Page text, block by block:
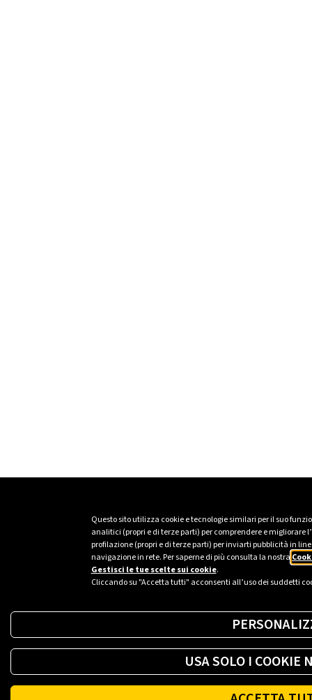
Questo sito utilizza cookie e tecnologie similari per il suo
analitici (propri e di terze parti) per comprendere e migliorare
profilazione (propri e di terze parti) per inviarti pubblicità in
navigazione in rete. Per saperne di più consulta la nostra
Gestisci le tue scelte sui cookie.
Cliccando su "Accetta tutti" acconsenti all’uso dei suddetti
USA SOLO I COOKIE